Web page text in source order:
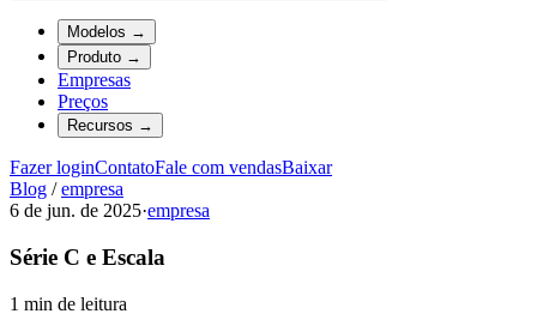
Modelos →
Produto →
Empresas
Preços
Recursos →
Fazer loginContatoFale com vendasBaixar
Blog / empresa
6 de jun. de 2025·empresa
Série C e Escala
1 min de leitura